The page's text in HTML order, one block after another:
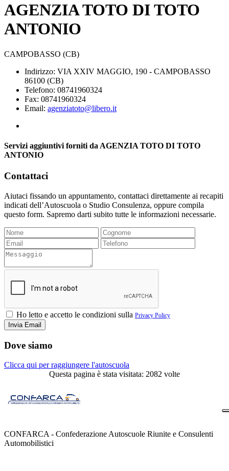
AGENZIA TOTO DI TOTO
ANTONIO
CAMPOBASSO (CB)
Indirizzo: VIA XXIV MAGGIO, 190 - CAMPOBASSO
86100 (CB)
Telefono: 08741960324
Fax: 08741960324
Email: agenziatoto@libero.it
Servizi aggiuntivi forniti da AGENZIA TOTO DI TOTO
ANTONIO
Contattaci
Aiutaci fissando un appuntamento, contattaci direttamente ai recapiti
indicati dell’Autoscuola o Studio Consulenza, oppure compila
questo form. Sapremo darti subito tutte le informazioni necessarie.
Ho letto e accetto le condizioni sulla Privacy Policy
Dove siamo
Clicca qui per raggiungere l'autoscuola
Questa pagina è stata visitata: 2082 volte
CONFARCA - Confederazione Autoscuole Riunite e Consulenti
Automobilistici